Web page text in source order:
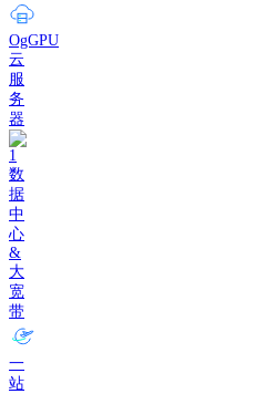
OgGPU
云
服
务
器
数
据
中
心
&
大
宽
带
一
站